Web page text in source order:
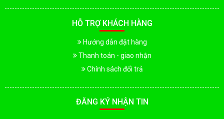
HỖ TRỢ KHÁCH HÀNG
Hướng dẫn đặt hàng
Thanh toán - giao nhận
Chính sách đổi trả
ĐĂNG KÝ NHẬN TIN